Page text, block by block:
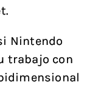
Nintendo
trabajo con